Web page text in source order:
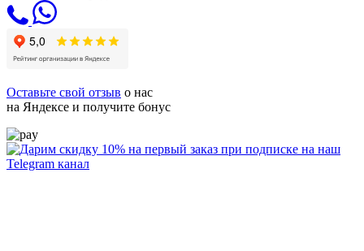
Оставьте свой отзыв о нас
на Яндексе и получите бонус